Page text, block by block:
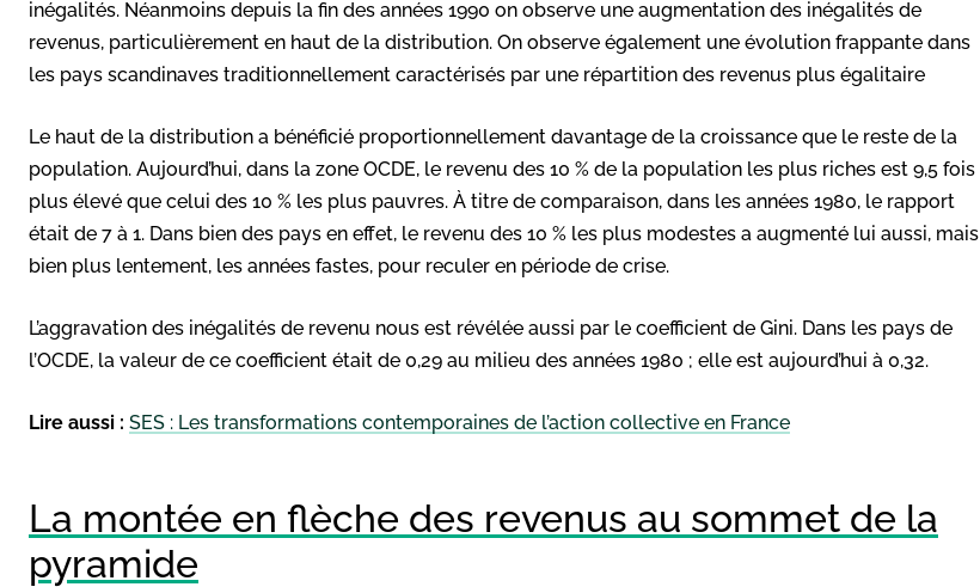
inégalités. Néanmoins depuis la fin des années 1990 on observe une augmentation des inégalités de
revenus, particulièrement en haut de la distribution. On observe également une évolution frappante dans
les pays scandinaves traditionnellement caractérisés par une répartition des revenus plus égalitaire
Le haut de la distribution a bénéficié proportionnellement davantage de la croissance que le reste de la
population. Aujourd’hui, dans la zone OCDE, le revenu des 10 % de la population les plus riches est 9,5 fois
plus élevé que celui des 10 % les plus pauvres. À titre de comparaison, dans les années 1980, le rapport
était de 7 à 1. Dans bien des pays en effet, le revenu des 10 % les plus modestes a augmenté lui aussi, mais
bien plus lentement, les années fastes, pour reculer en période de crise.
L’aggravation des inégalités de revenu nous est révélée aussi par le coefficient de Gini. Dans les pays de
l’OCDE, la valeur de ce coefficient était de 0,29 au milieu des années 1980 ; elle est aujourd’hui à 0,32.
Lire aussi : SES : Les transformations contemporaines de l’action collective en France
La montée en flèche des revenus au sommet de la
pyramide